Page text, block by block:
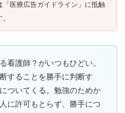
「医療広告ガイドライン」に抵触
看護師？がいつもひどい。
することを勝手に判断す
ついてくる。勉強のためか
に許可もとらず、勝手につ